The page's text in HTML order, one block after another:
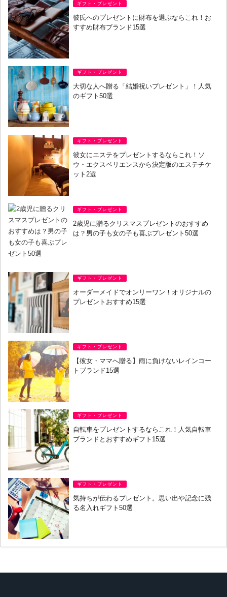
ギフト・プレゼント
彼氏へのプレゼントに財布を選ぶならこれ！お
すすめ財布ブランド15選
ギフト・プレゼント
大切な人へ贈る「結婚祝いプレゼント」！人気
のギフト50選
ギフト・プレゼント
彼女にエステをプレゼントするならこれ！ソ
ウ・エクスペリエンスから決定版のエステチケ
ット2選
ギフト・プレゼント
2歳児に贈るクリスマスプレゼントのおすすめ
は？男の子も女の子も喜ぶプレゼント50選
ギフト・プレゼント
オーダーメイドでオンリーワン！オリジナルの
プレゼントおすすめ15選
ギフト・プレゼント
【彼女・ママへ贈る】雨に負けないレインコー
トブランド15選
ギフト・プレゼント
自転車をプレゼントするならこれ！人気自転車
ブランドとおすすめギフト15選
ギフト・プレゼント
気持ちが伝わるプレゼント。思い出や記念に残
る名入れギフト50選